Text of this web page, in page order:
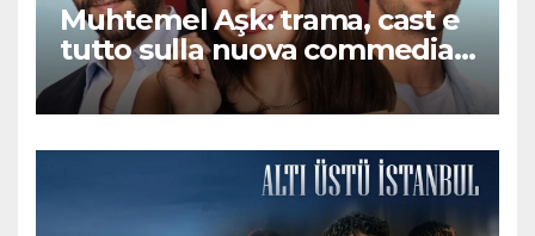
Muhtemel Aşk: trama, cast e
tutto sulla nuova commedia
romantica turca che
conquisterà il pubblico